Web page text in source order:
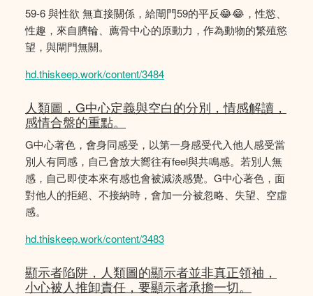
59-6 與性欲 無直接關係，給閘門59的平反😂😂，性慾、
性趣，來自臍輪、薦骨中心的原動力，作為動物的繁殖慾
望，與閘門無關。
hd.thiskeep.work/content/3484
人類圖，G中心定義與空白的分別，情感解讀，
感情合盤的重點。
G中心著色，會身同感受，以第一身感受代入他人感受當
別人有同感，自己會放大嚮往有feel與共鳴感。若別人無
感，自己即使本來有感也會被減淡感覺。G中心著色，面
對他人的拒絕、不接納時，會加一分被忽略、失望、空虛
感。
hd.thiskeep.work/content/3483
顯示者陷阱，人類圖的顯示者並非真正領袖，
小心被人推卸責任，要顯示者承擔一切。